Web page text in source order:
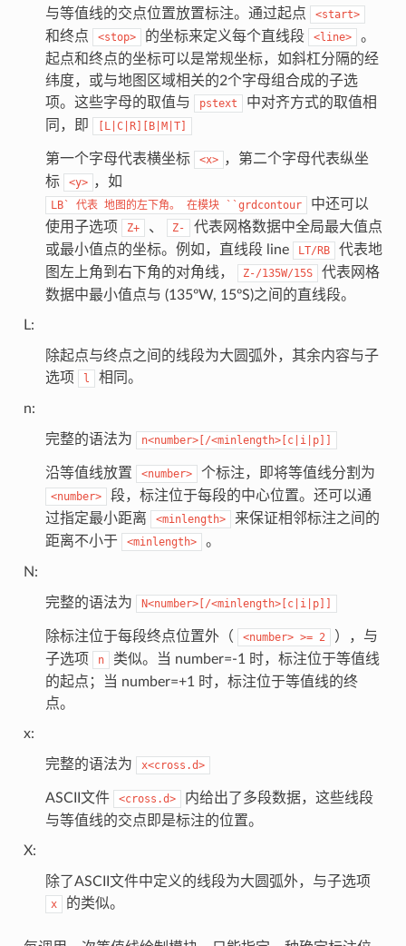
与等值线的交点位置放置标注。通过起点
<start>
和终点 <stop> 的坐标来定义每个直线段 <line>
。
起点和终点的坐标可以是常规坐标，如斜杠分隔的经
纬度，或与地图区域相关的2个字母组合成的子选
项。这些字母的取值与
pstext
中对齐方式的取值相
同，即
[L|C|R][B|M|T]
第一个字母代表横坐标 <x> ，第二个字母代表纵坐
标
<y> ，如
LB` 代表 地图的左下角。 在模块 ``grdcontour
中还可以
使用子选项
Z+ 、 Z-
代表网格数据中全局最大值点
或最小值点的坐标。例如，直线段 line
LT/RB
代表地
图左上角到右下角的对角线，
Z-/135W/15S
代表网格
数据中最小值点与 (135ºW, 15ºS)之间的直线段。
L:
除起点与终点之间的线段为大圆弧外，其余内容与子
选项
l 相同。
n:
完整的语法为 n<number>[/<minlength>[c|i|p]]
沿等值线放置 <number> 个标注，即将等值线分割为
<number>
段，标注位于每段的中心位置。还可以通
过指定最小距离
<minlength>
来保证相邻标注之间的
距离不小于
<minlength> 。
N:
完整的语法为 N<number>[/<minlength>[c|i|p]]
除标注位于每段终点位置外（ <number> >= 2
），与
子选项
n
类似。当 number=-1 时，标注位于等值线
的起点；当 number=+1 时，标注位于等值线的终
点。
x:
完整的语法为 x<cross.d>
ASCII文件 <cross.d>
内给出了多段数据，这些线段
与等值线的交点即是标注的位置。
X:
除了ASCII文件中定义的线段为大圆弧外，与子选项
x 的类似。